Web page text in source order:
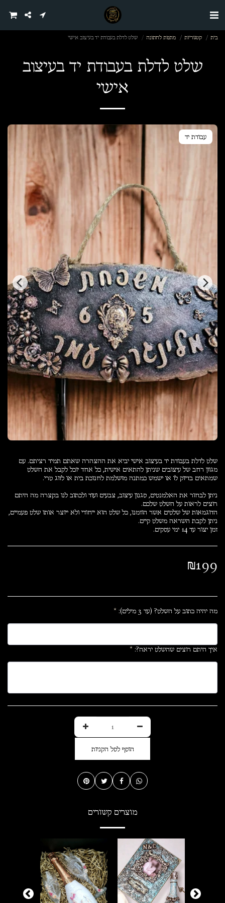
בית קטגוריות מתנות לחתונה שלט לדלת בעבודת יד בעיצוב אישי
שלט לדלת בעבודת יד בעיצוב
אישי
עבודת יד
שלט לדלת בעבודת יד בעיצוב אישי יביא את ההצהרה שאתם תמיד רציתם. עם
מגוון רחב של עיצובים שניתן להתאים אישית, כל אחד יוכל לקבל את השלט
ניתן לבחור את האלמנטים, סגנון עיצוב, צבעים ועוד ולכתוב לנו בקצרה מה היתם
הדוגמאות של שלטים אשר הוזמנו, כל שלט הוא ייחודי ולא ייוצר אותו שלט פעמיים,
זמן יצור עד 14 ימי עסקים.
₪199
מה יהיה כתוב על השלט? (עד 3 מילים): *
איך היתם רוצים שהשלט יראה?: *
הוסף לסל הקניות
מוצרים קשורים